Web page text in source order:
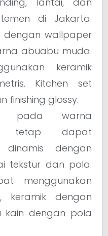
di Jakarta.
dengan wallpaper
abuabu muda.
keramik
Kitchen set
finishing glossy.
pada warna
tetap dapat
dinamis dengan
tekstur dan pola.
menggunakan
keramik dengan
kain dengan pola